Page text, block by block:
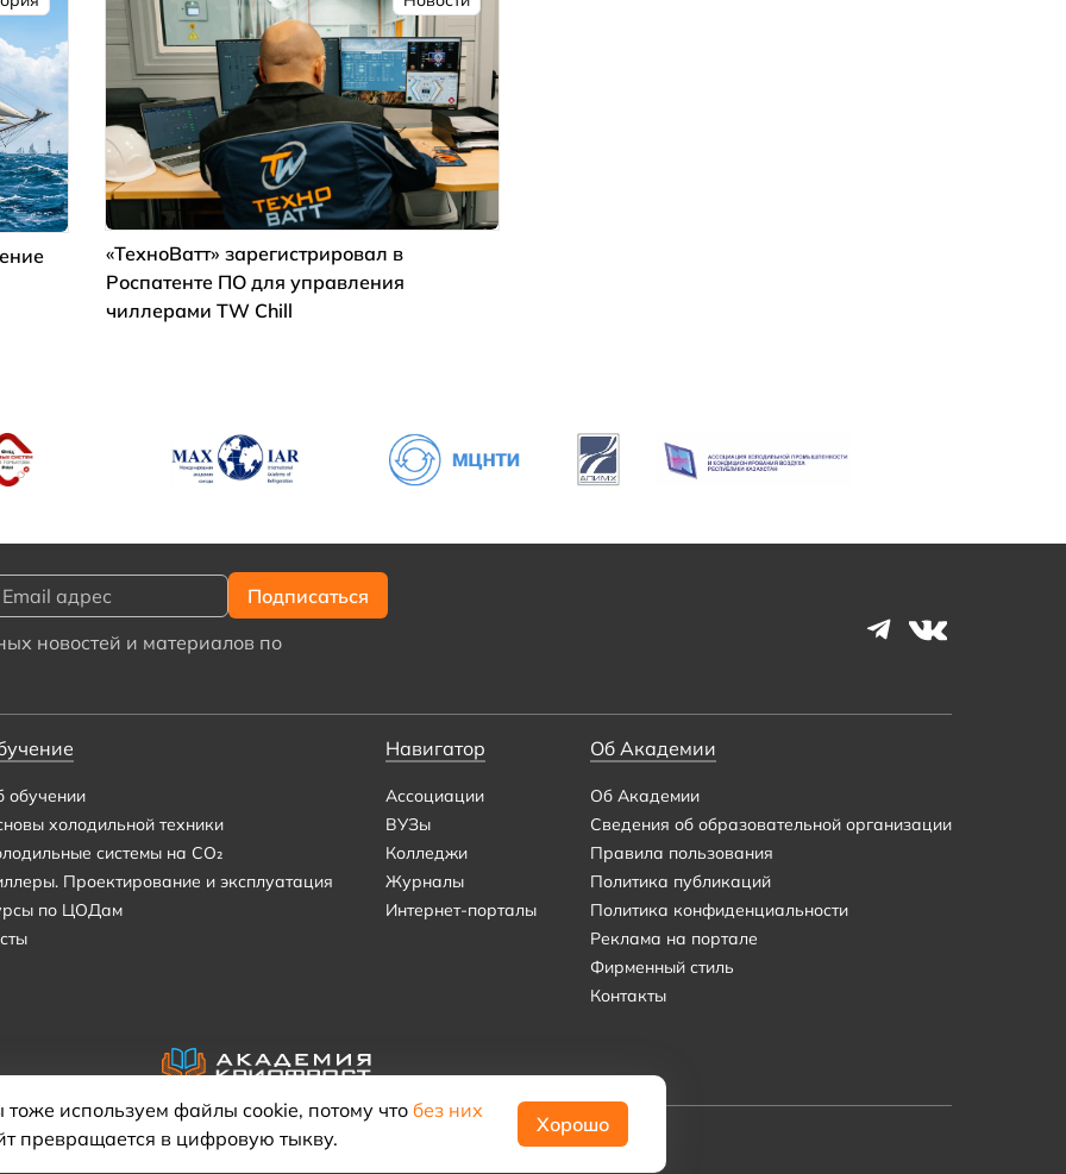
«ТехноВатт» зарегистрировал в
Роспатенте ПО для управления
чиллерами TW Chill
используем файлы cookie, потому что без них
превращается в цифровую тыкву.
Хорошо
новостей и материалов по
обучении
холодильной техники
системы на CO₂
Проектирование и эксплуатация
по ЦОДам
Навигатор
Ассоциации
ВУЗы
Колледжи
Журналы
Интернет-порталы
Об Академии
Об Академии
Сведения об образовательной организации
Правила пользования
Политика публикаций
Политика конфиденциальности
Реклама на портале
Фирменный стиль
Контакты
© 2021–2026 «Академия КриоФрост»